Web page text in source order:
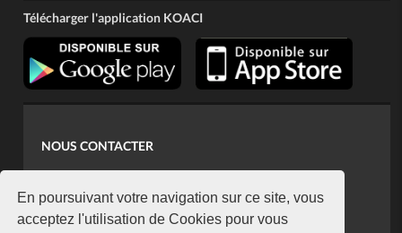
En poursuivant votre navigation sur ce site, vous
acceptez l'utilisation de Cookies pour vous
Télécharger l'application KOACI
NOUS CONTACTER
koaci@yahoo.fr
+225 07 08 85 52 93